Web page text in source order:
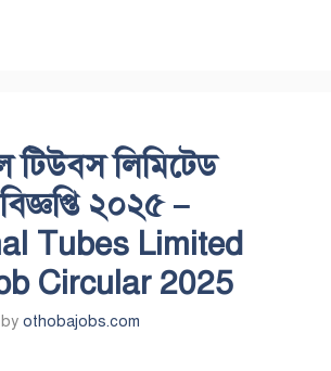
টিউবস লিমিটেড
২০২৫ –
Tubes Limited
Circular 2025
by othobajobs.com